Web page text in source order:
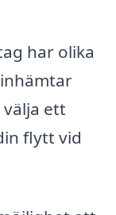
har olika
ett
flytt vid